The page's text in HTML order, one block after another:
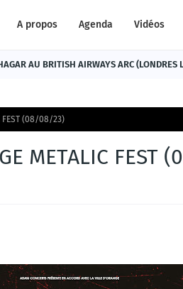
A propos Agenda Vidéos
AU BRITISH AIRWAYS ARC
FEST (08/08/23)
METALIC